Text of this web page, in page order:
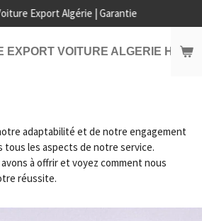
EXPORT VOITURE ALGERIE HORS
Export Algérie | Garantie
adaptabilité et de notre engagement
tous les aspects de notre service.
à offrir et voyez comment nous
réussite.